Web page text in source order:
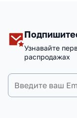
Узнавайте
распродажах